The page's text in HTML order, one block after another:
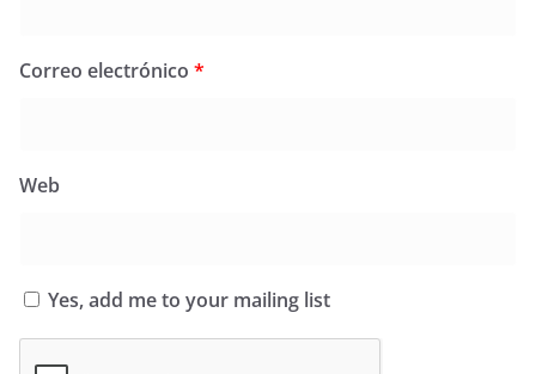
Correo electrónico *
Web
Yes, add me to your mailing list